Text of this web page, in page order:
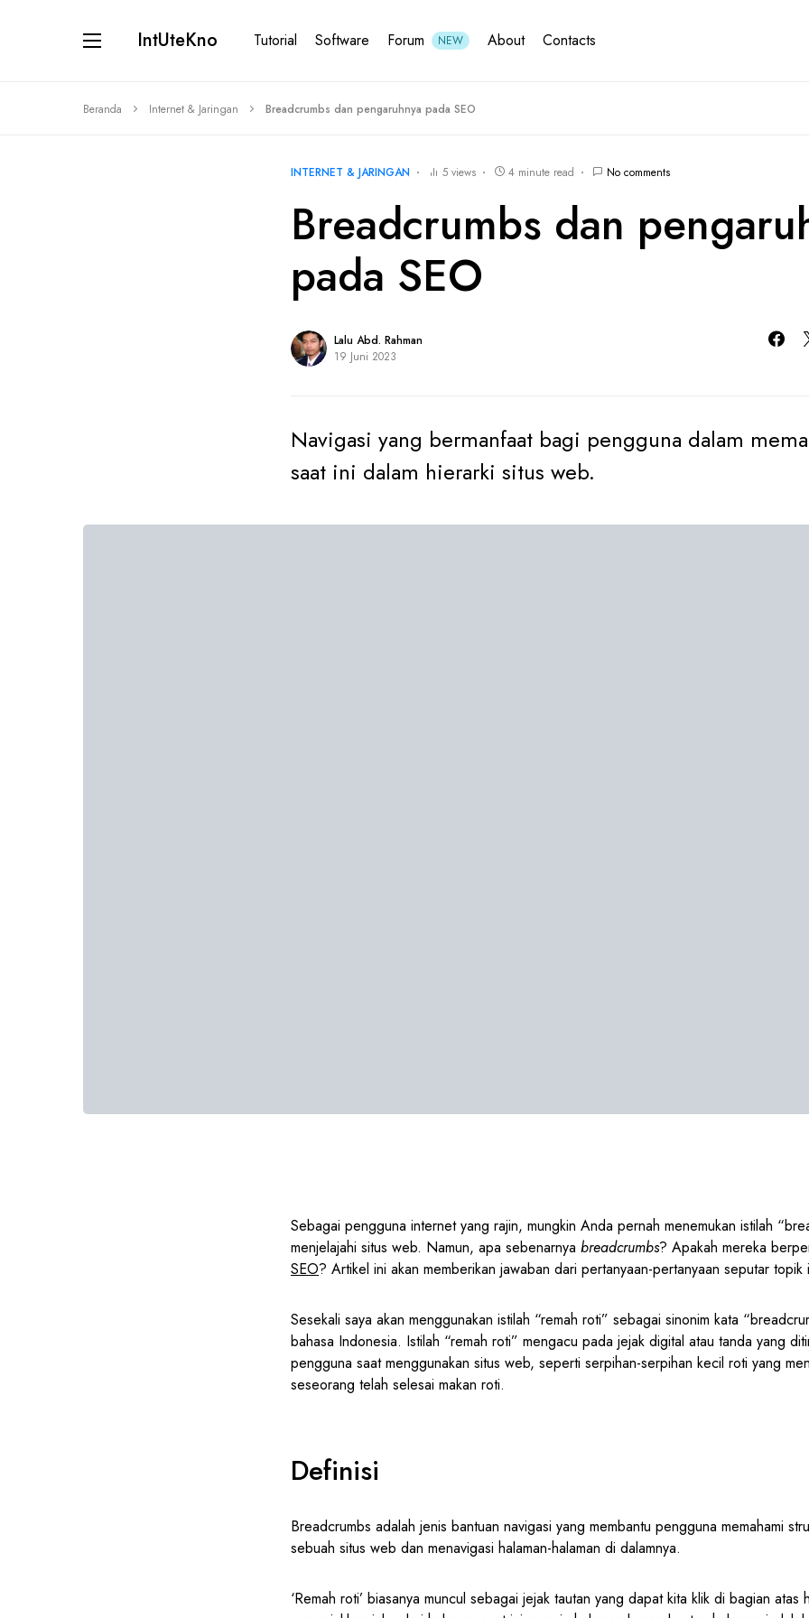
IntUteKno Tutorial Software Forum NEW About Contacts
Beranda Internet & Jaringan Breadcrumbs dan pengaruhnya pada SEO
INTERNET & JARINGAN 5 views 4 minute read No comments
Breadcrumbs dan
pada SEO
Lalu Abd. Rahman
19 Juni 2023
Navigasi yang bermanfaat bagi pengguna dalam
saat ini dalam hierarki situs web.
Sebagai pengguna internet yang rajin, mungkin Anda pernah menemukan istilah
menjelajahi situs web. Namun, apa sebenarnya breadcrumbs? Apakah mereka
SEO? Artikel ini akan memberikan jawaban dari pertanyaan-pertanyaan seputar topik
Sesekali saya akan menggunakan istilah “remah roti” sebagai sinonim kata
bahasa Indonesia. Istilah “remah roti” mengacu pada jejak digital atau tanda yang
pengguna saat menggunakan situs web, seperti serpihan-serpihan kecil roti yang
seseorang telah selesai makan roti.
Definisi
Breadcrumbs adalah jenis bantuan navigasi yang membantu pengguna memahami
sebuah situs web dan menavigasi halaman-halaman di dalamnya.
‘Remah roti’ biasanya muncul sebagai jejak tautan yang dapat kita klik di bagian atas